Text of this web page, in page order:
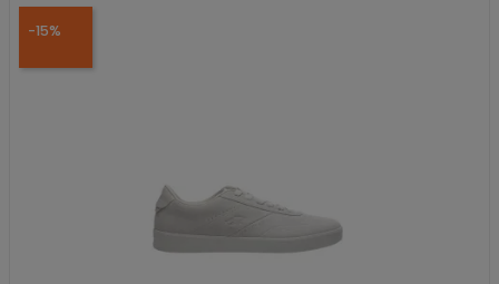
-15%